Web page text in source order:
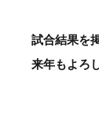
試合結果を
来年もよろ